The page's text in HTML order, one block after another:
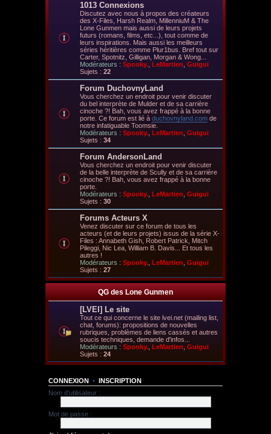
1013 Connexions
Discutez avec nous à propos des créateurs
des X-Files, Harsh Realm, MillenniuM & The
Lone Gunmen mais aussi de leurs projets
futurs (romans, films, etc...), tout comme de
leurs inspirations. Mais aussi les meilleurs
séries héritières comme Plur1bus. Bref tout sur
Carter, Spotnitz, Gilligan, Morgan & Wong...
Modérateurs : Spooky. LeMartien Guigui
Sujets : 22
Forum DuchovnyLand
Vous cherchez un endroit pour venir discuter
du bel interprète de Mulder et de sa carrière
cinoche ?! Bah, vous avez frappé à la bonne
porte. Ce forum est lié à duchovnyland.com de
notre infatiguable Toomsie.
Modérateurs : Spooky. LeMartien Guigui
Sujets : 34
Forum AndersonLand
Vous cherchez un endroit pour venir discuter
de la belle interprète de Scully et de sa carrière
cinoche ?! Bah, vous avez frappé à la bonne
porte.
Modérateurs : Spooky. LeMartien Guigui
Sujets : 30
Forums Acteurs X
Venez discuter sur ce forum de tous les
acteurs (et de leurs projets) issus de la série X-
Files : Annabeth Gish, Robert Patrick, Mitch
Pileggi, Nic Lea, William B. Davis... Et tous les
autres !
Modérateurs : Spooky. LeMartien Guigui
Sujets : 27
QG des Lone Gunmen
[LVEI] Le site
Tout ce qui concerne le site lvei.net (mailing list,
chat, forums): propositions de nouvelles
rubriques, problèmes de liens cassés et autres
soucis techniques, demande d'infos...
Modérateurs : Spooky. LeMartien Guigui
Sujets : 24
CONNEXION • INSCRIPTION
Nom d’utilisateur :
Mot de passe :